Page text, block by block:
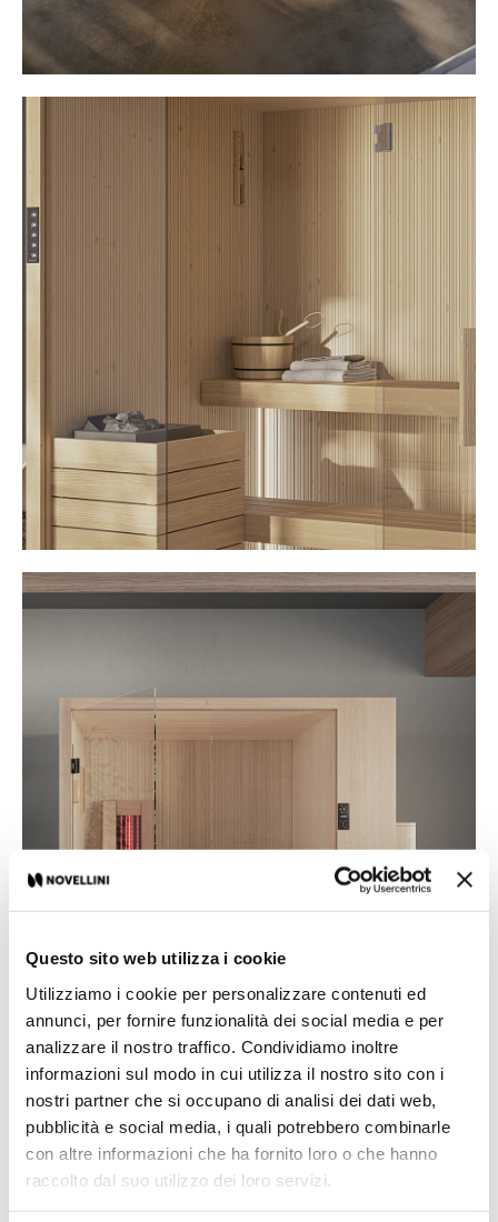
Questo sito web utilizza i cookie
Utilizziamo i cookie per personalizzare contenuti ed
annunci, per fornire funzionalità dei social media e per
analizzare il nostro traffico. Condividiamo inoltre
informazioni sul modo in cui utilizza il nostro sito con i
nostri partner che si occupano di analisi dei dati web,
pubblicità e social media, i quali potrebbero combinarle
con altre informazioni che ha fornito loro o che hanno
raccolto dal suo utilizzo dei loro servizi.